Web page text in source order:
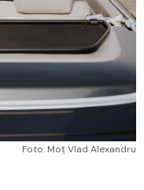
Foto: Moț Vlad Alexandru